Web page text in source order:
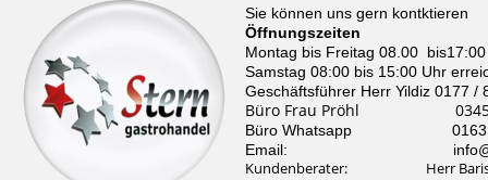
Sie können uns gern kontktieren
Öffnungszeiten
Montag bis Freitag 08.00
Samstag 08:00 bis 15:00 Uhr
Geschäftsführer Herr Yildiz 0177 /
Büro Frau Pröhl 0345 /
Büro Whatsapp 0163 /
Email: info@stern-
Kundenberater: Herr Baris